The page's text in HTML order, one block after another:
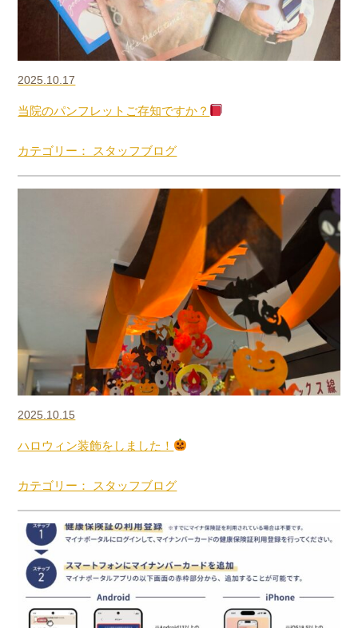
2025.10.17
当院のパンフレットご存知ですか？
カテゴリー： スタッフブログ
2025.10.15
ハロウィン装飾をしました！
カテゴリー： スタッフブログ